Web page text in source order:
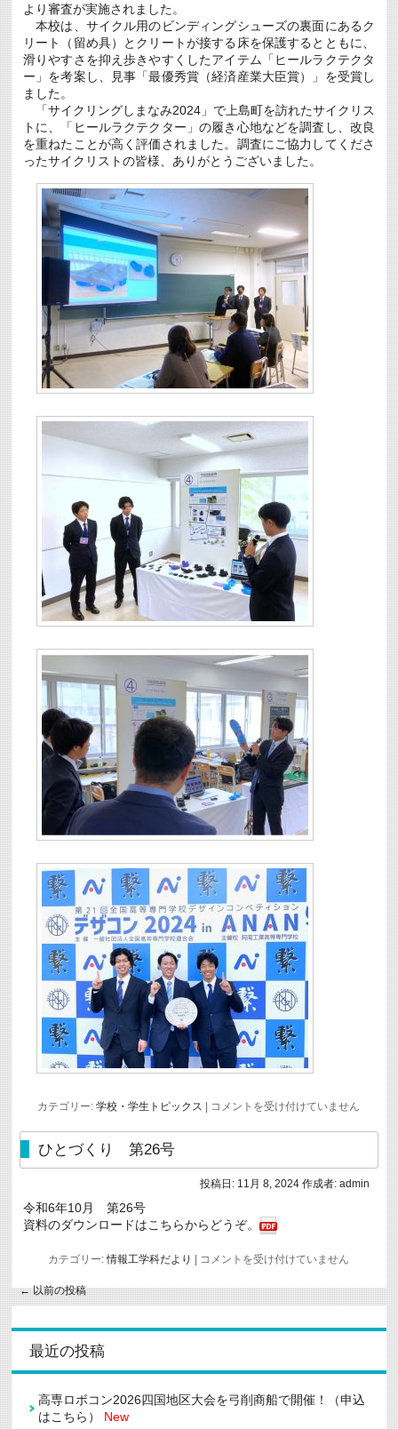
より審査が実施されました。
本校は、サイクル用のビンディングシューズの裏面にあるク
リート（留め具）とクリートが接する床を保護するとともに、
滑りやすさを抑え歩きやすくしたアイテム「ヒールラクテクタ
ー」を考案し、見事「最優秀賞（経済産業大臣賞）」を受賞し
ました。
「サイクリングしまなみ2024」で上島町を訪れたサイクリス
トに、「ヒールラクテクター」の履き心地などを調査し、改良
を重ねたことが高く評価されました。調査にご協力してくださ
ったサイクリストの皆様、ありがとうございました。
カテゴリー: 学校・学生トピックス
第
回
高
等
学
ザ
ン
コ
ペ
シ
ン
「AM
コメントを受け付けていません
ひとづくり 第26号
投稿日: 11月 8, 2024 作成者: admin
令和6年10月 第26号
資料のダウンロードはこちらからどうぞ。
カテゴリー: 情報工学科だより
ひ
く
コメントを受け付けていません
←以前の投稿
最近の投稿
高専ロボコン2026四国地区大会を弓削商船で開催！（申込
はこちら） New